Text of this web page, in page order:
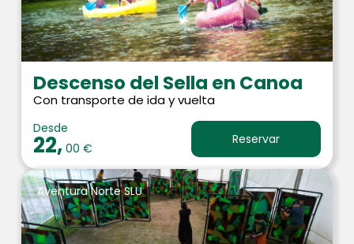
Descenso del Sella en Canoa
Con transporte de ida y vuelta
Desde
22, 00 €
Reservar
Aventura Norte SLU